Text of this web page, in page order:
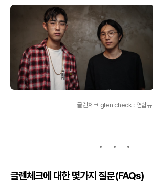
글렌체크 glen check : 연합뉴
글렌체크에 대한 몇가지 질문(FAQs)